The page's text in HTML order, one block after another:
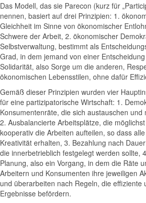
Das Modell, das sie Parecon (kurz für
nennen, basiert auf drei Prinzipien: 1.
Gleichheit im Sinne von ökonomischer
Schwere der Arbeit, 2. ökonomischer
Selbstverwaltung, bestimmt als
Grad, in dem jemand von einer
Solidarität, also Sorge um die anderen,
ökonomischen Lebensstilen, ohne dafür
Gemäß dieser Prinzipien wurden vier
für eine partizipatorische Wirtschaft: 1.
Konsumentenräte, die sich austauschen
2. Ausbalancierte Arbeitsplätze, die
kooperativ die Arbeiten aufteilen, so dass
Kreativität erhalten, 3. Bezahlung nach
die innerbetrieblich festgelegt werden sollte,
Planung, also ein Vorgang, in dem die Räte
Arbeitern und Konsumenten ihre jeweiligen
und überarbeiten nach Regeln, die effiziente
Ergebnisse befördern.